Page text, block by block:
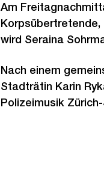
Am
Korpsübertretende,
wird Seraina
Nach einem
Stadträtin Karin
Polizeimusik